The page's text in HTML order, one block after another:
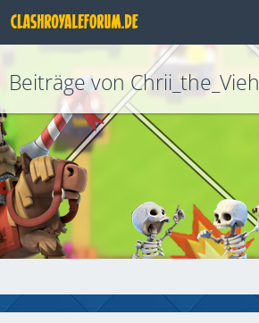
Beiträge von Chrii_the_Vieh